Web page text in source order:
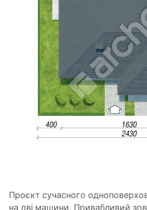
Проєкт сучасного
на дві машини. Привабливий